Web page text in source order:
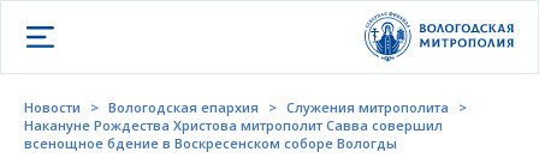
Открыть меню
Новости > Вологодская епархия > Служения митрополита
>
Накануне Рождества Христова митрополит Савва совершил
всенощное бдение в Воскресенском соборе Вологды